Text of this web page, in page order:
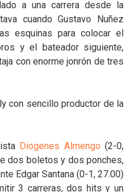
a una carrera desde la
cuando Gustavo Nuñez
esquinas para colocar el
y el bateador siguiente,
con enorme jonrón de tres
con sencillo productor de la
Diogenes Almengo (2-0,
dos boletos y dos ponches,
Edgar Santana (0-1, 27.00)
3 carreras, dos hits y un